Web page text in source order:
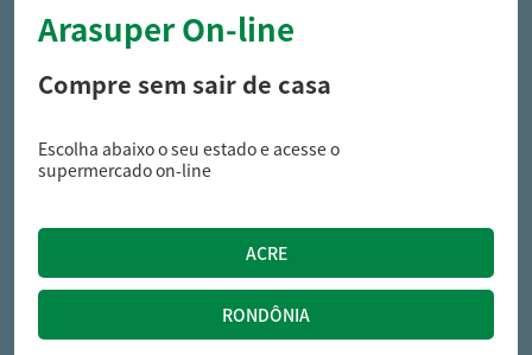
only
Água Oxigenada Cremosa Only
3,69
Un
Arasuper On-line
Compre sem sair de casa
Escolha abaixo o seu estado e acesse o
supermercado on-line